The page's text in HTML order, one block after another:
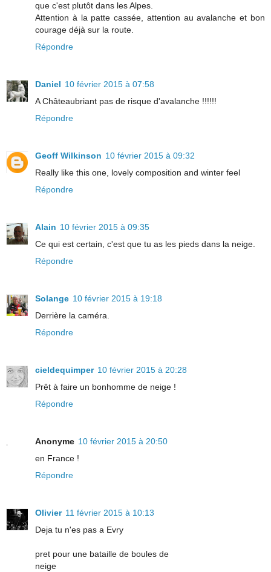
que c'est plutôt dans les Alpes.
Attention à la patte cassée, attention au avalanche et bon
courage déjà sur la route.
Répondre
Daniel 10 février 2015 à 07:58
A Châteaubriant pas de risque d'avalanche !!!!!!
Répondre
Geoff Wilkinson 10 février 2015 à 09:32
Really like this one, lovely composition and winter feel
Répondre
Alain 10 février 2015 à 09:35
Ce qui est certain, c'est que tu as les pieds dans la neige.
Répondre
Solange 10 février 2015 à 19:18
Derrière la caméra.
Répondre
cieldequimper 10 février 2015 à 20:28
Prêt à faire un bonhomme de neige !
Répondre
Anonyme 10 février 2015 à 20:50
en France !
Répondre
Olivier 11 février 2015 à 10:13
Deja tu n'es pas a Evry
pret pour une bataille de boules de
neige